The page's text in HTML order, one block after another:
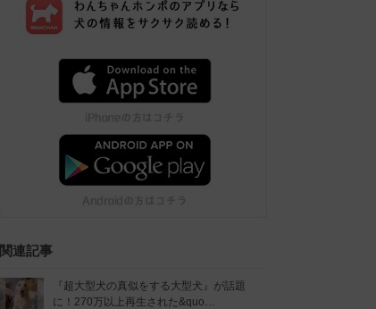
関連記事
『超大型犬の真似をする大型犬』が話題
に！270万以上再生された&quo…